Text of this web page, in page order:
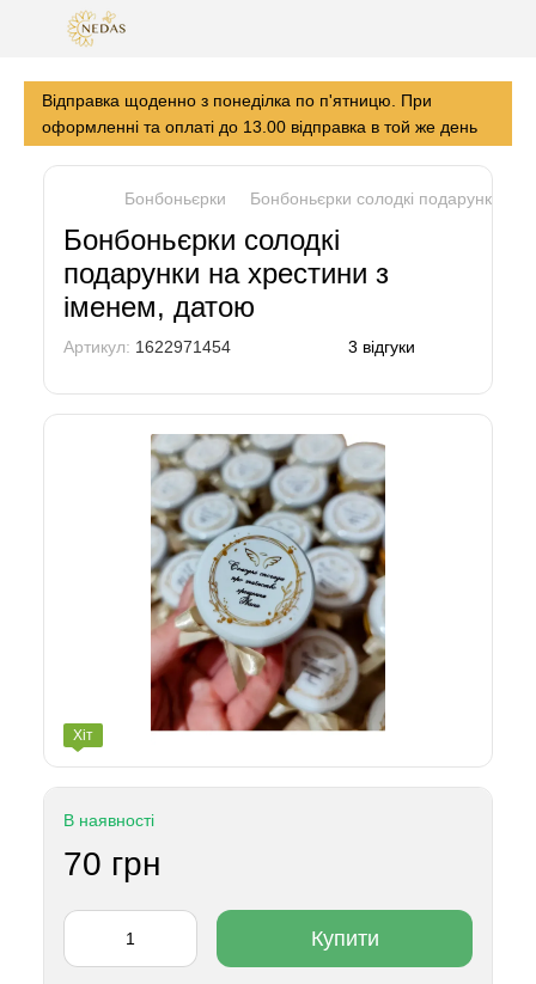
Відправка щоденно з понеділка по п'ятницю. При
оформленні та оплаті до 13.00 відправка в той же день
Бонбоньєрки Бонбоньєрки солодкі подарунки
Бонбоньєрки солодкі
подарунки на хрестини з
іменем, датою
Артикул: 1622971454 3 відгуки
Хіт
В наявності
70 грн
Купити